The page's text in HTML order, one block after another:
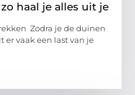
haal je alles uit je
Zodra je de duinen
er vaak een last van je